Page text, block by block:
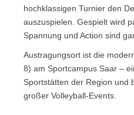
hochklassigen Turnier den
auszuspielen. Gespielt wird
Spannung und Action sind
Austragungsort ist die
8) am Sportcampus Saar –
Sportstätten der Region und
großer Volleyball-Events.